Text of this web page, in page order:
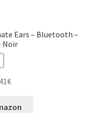
Ears – Bluetooth –
Noir
€